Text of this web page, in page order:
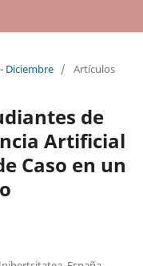
Diciembre / Artículos
de
Artificial
Caso en un